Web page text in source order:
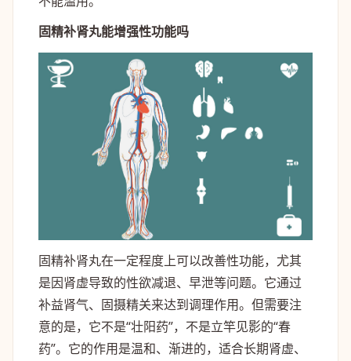
固精补肾丸能增强性功能吗
固精补肾丸在一定程度上可以改善性功能，尤其
是因肾虚导致的性欲减退、早泄等问题。它通过
补益肾气、固摄精关来达到调理作用。但需要注
意的是，它不是“壮阳药”，不是立竿见影的“春
药”。它的作用是温和、渐进的，适合长期肾虚、